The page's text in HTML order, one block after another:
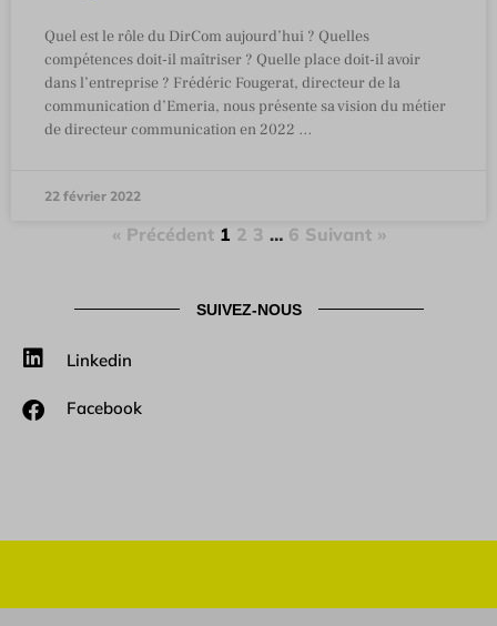
Quel est le rôle du DirCom aujourd’hui ? Quelles
compétences doit-il maîtriser ? Quelle place doit-il avoir
dans l’entreprise ? Frédéric Fougerat, directeur de la
communication d’Emeria, nous présente sa vision du métier
de directeur communication en 2022 …
22 février 2022
« Précédent 1 2 3 … 6 Suivant »
SUIVEZ-NOUS
Linkedin
Facebook